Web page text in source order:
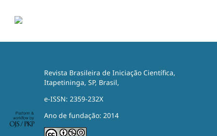
Revista Brasileira de Iniciação Científica,
Itapetininga, SP, Brasil,
e-ISSN: 2359-232X
Ano de fundação: 2014